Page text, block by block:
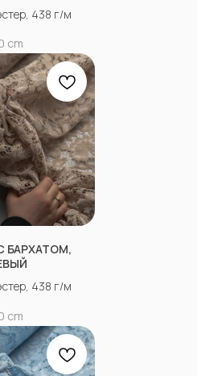
438 г/м
cm
БАРХАТОМ,
438 г/м
cm